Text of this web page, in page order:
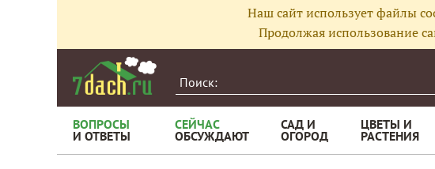
Наш сайт использует файлы
Продолжая использование
ВОПРОСЫ
И ОТВЕТЫ
СЕЙЧАС
ОБСУЖДАЮТ
САД И
ОГОРОД
ЦВЕТЫ И
РАСТЕНИЯ